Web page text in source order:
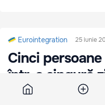
Eurointegration 25 iunie
Cinci
într-o singură
caniculei